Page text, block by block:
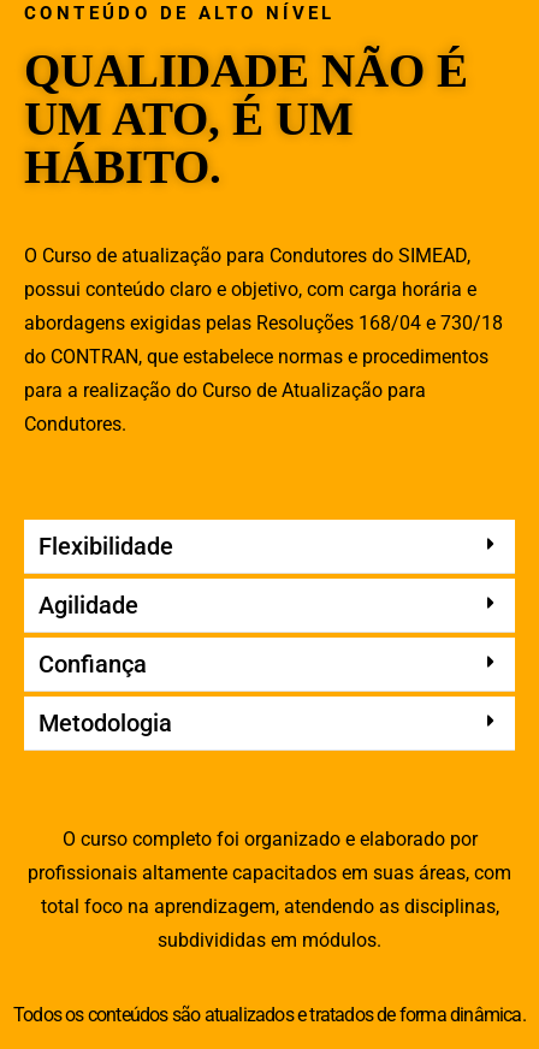
CONTEÚDO DE ALTO NÍVEL
QUALIDADE NÃO É
UM ATO, É UM
HÁBITO.
O Curso de atualização para Condutores do SIMEAD,
possui conteúdo claro e objetivo, com carga horária e
abordagens exigidas pelas Resoluções 168/04 e 730/18
do CONTRAN, que estabelece normas e procedimentos
para a realização do Curso de Atualização para
Condutores.
Flexibilidade
Agilidade
Confiança
Metodologia
O curso completo foi organizado e elaborado por
profissionais altamente capacitados em suas áreas, com
total foco na aprendizagem, atendendo as disciplinas,
subdivididas em módulos.
Todos os conteúdos são atualizados e tratados de forma dinâmica.